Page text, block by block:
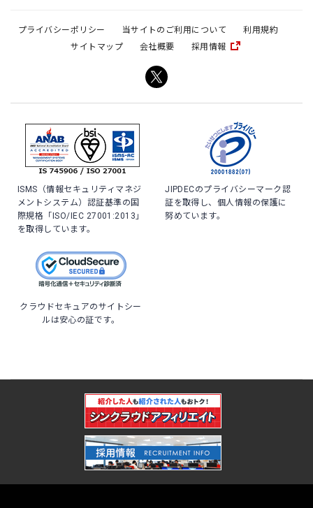
プライバシーポリシー 当サイトのご利用について
利用規約
サイトマップ
会社概要 採用情報
ISMS（情報セキュリティマネジ
メントシステム）認証基準の国
際規格「ISO/IEC 27001:2013」
を取得しています。
JIPDECのプライバシーマーク認
証を取得し、個人情報の保護に
努めています。
クラウドセキュアのサイトシー
ルは安心の証です。